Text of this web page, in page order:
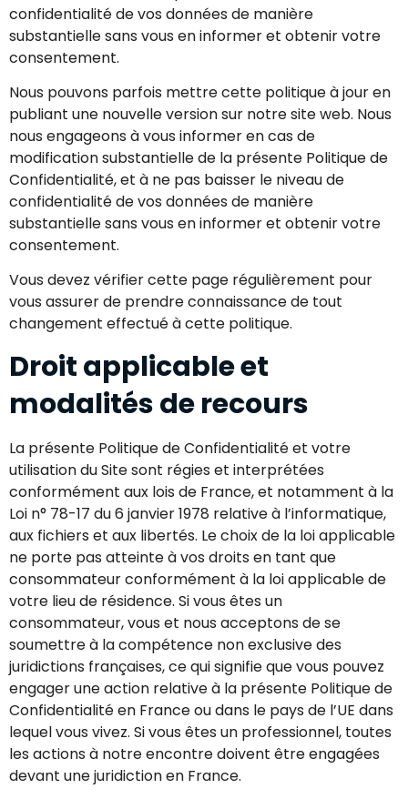
confidentialité de vos données de manière
substantielle sans vous en informer et obtenir votre
consentement.
Nous pouvons parfois mettre cette politique à jour en
publiant une nouvelle version sur notre site web. Nous
nous engageons à vous informer en cas de
modification substantielle de la présente Politique de
Confidentialité, et à ne pas baisser le niveau de
confidentialité de vos données de manière
substantielle sans vous en informer et obtenir votre
consentement.
Vous devez vérifier cette page régulièrement pour
vous assurer de prendre connaissance de tout
changement effectué à cette politique.
Droit applicable et
modalités de recours
La présente Politique de Confidentialité et votre
utilisation du Site sont régies et interprétées
conformément aux lois de France, et notamment à la
Loi n° 78-17 du 6 janvier 1978 relative à l’informatique,
aux fichiers et aux libertés. Le choix de la loi applicable
ne porte pas atteinte à vos droits en tant que
consommateur conformément à la loi applicable de
votre lieu de résidence. Si vous êtes un
consommateur, vous et nous acceptons de se
soumettre à la compétence non exclusive des
juridictions françaises, ce qui signifie que vous pouvez
engager une action relative à la présente Politique de
Confidentialité en France ou dans le pays de l’UE dans
lequel vous vivez. Si vous êtes un professionnel, toutes
les actions à notre encontre doivent être engagées
devant une juridiction en France.